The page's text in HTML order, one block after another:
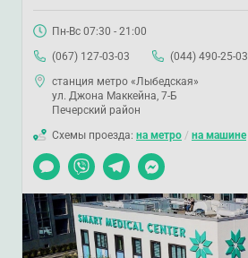
Пн-Вс 07:30 - 21:00
(067) 127-03-03
(044) 490-25-03
станция метро «Лыбедская»
ул. Джона Маккейна, 7-Б
Печерский район
Схемы проезда: на метро / на машине
Чат
Viber TelegramMessenger